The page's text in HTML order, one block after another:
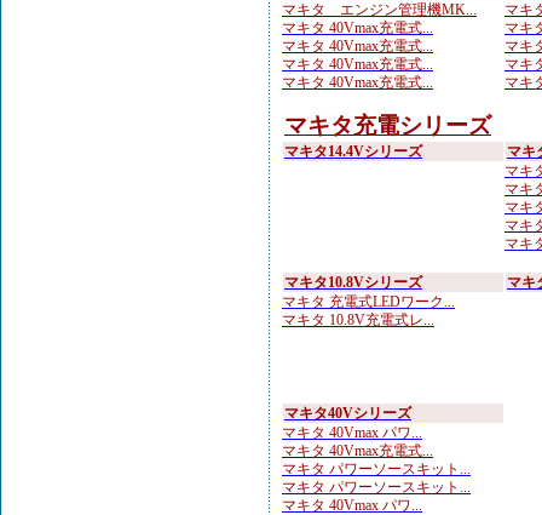
マキタ エンジン管理機MK...
マキタ 40Vmax充電式...
マキタ 40Vmax充電式...
マキタ 40Vmax充電式...
マキタ 40Vmax充電式...
マキ
マキ
マキ
マキ
マキ
マキタ充電シリーズ
マキタ14.4Vシリーズ
マキ
マキ
マキ
マキ
マキ
マキ
マキタ10.8Vシリーズ
マキタ 充電式LEDワーク...
マキタ 10.8V充電式レ...
マキ
マキタ40Vシリーズ
マキタ 40Vmax パワ...
マキタ 40Vmax充電式...
マキタ パワーソースキット...
マキタ パワーソースキット...
マキタ 40Vmax パワ...